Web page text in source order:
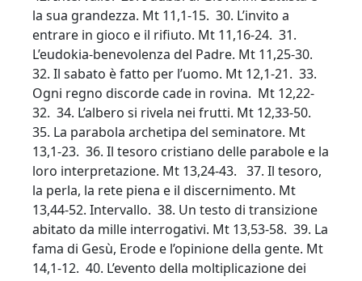
la sua grandezza. Mt 11,1-15. 30. L’invito a
entrare in gioco e il rifiuto. Mt 11,16-24. 31.
L’eudokia-benevolenza del Padre. Mt 11,25-30.
32. Il sabato è fatto per l’uomo. Mt 12,1-21. 33.
Ogni regno discorde cade in rovina. Mt 12,22-
32. 34. L’albero si rivela nei frutti. Mt 12,33-50.
35. La parabola archetipa del seminatore. Mt
13,1-23. 36. Il tesoro cristiano delle parabole e la
loro interpretazione. Mt 13,24-43. 37. Il tesoro,
la perla, la rete piena e il discernimento. Mt
13,44-52. Intervallo. 38. Un testo di transizione
abitato da mille interrogativi. Mt 13,53-58. 39. La
fama di Gesù, Erode e l’opinione della gente. Mt
14,1-12. 40. L’evento della moltiplicazione dei